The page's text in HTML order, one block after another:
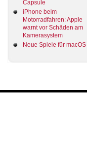
Capsule
iPhone beim
Motorradfahren: Apple
warnt vor Schäden am
Kamerasystem
Neue Spiele für macOS